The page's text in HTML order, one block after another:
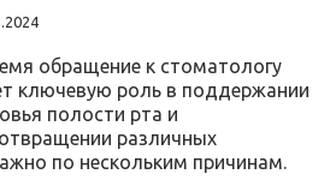
обращение к стоматологу
ключевую роль в поддержании
полости рта и
различных
по нескольким причинам.